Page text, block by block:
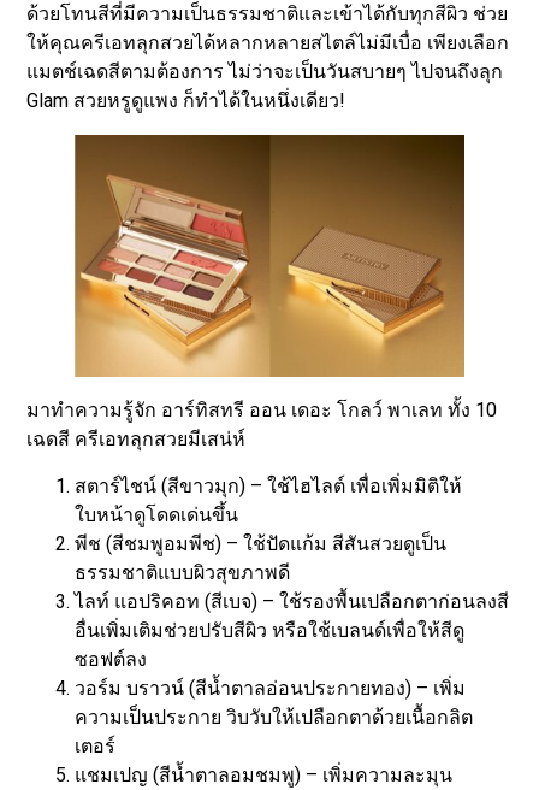
ด้วยโทนสีที่มีความเป็นธรรมชาติและเข้าได้กับทุกสีผิว ช่วย
ให้คุณครีเอทลุกสวยได้หลากหลายสไตล์ไม่มีเบื่อ เพียงเลือก
แมตช์เฉดสีตามต้องการ ไม่ว่าจะเป็นวันสบายๆ ไปจนถึงลุก
Glam สวยหรูดูแพง ก็ทำได้ในหนึ่งเดียว!
มาทำความรู้จัก อาร์ทิสทรี ออน เดอะ โกลว์ พาเลท ทั้ง 10
เฉดสี ครีเอทลุกสวยมีเสน่ห์
สตาร์ไชน์ (สีขาวมุก) – ใช้ไฮไลต์ เพื่อเพิ่มมิติให้
ใบหน้าดูโดดเด่นขึ้น
พีช (สีชมพูอมพีช) – ใช้ปัดแก้ม สีสันสวยดูเป็น
ธรรมชาติแบบผิวสุขภาพดี
ไลท์ แอปริคอท (สีเบจ) – ใช้รองพื้นเปลือกตาก่อนลงสี
อื่นเพิ่มเติมช่วยปรับสีผิว หรือใช้เบลนด์เพื่อให้สีดู
ซอฟต์ลง
วอร์ม บราวน์ (สีน้ำตาลอ่อนประกายทอง) – เพิ่ม
ความเป็นประกาย วิบวับให้เปลือกตาด้วยเนื้อกลิต
เตอร์
แชมเปญ (สีน้ำตาลอมชมพู) – เพิ่มความละมุน